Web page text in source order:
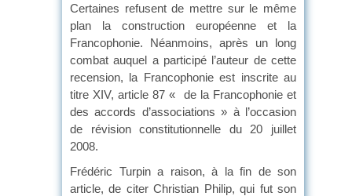
Certaines refusent de mettre sur le même
plan la construction européenne et la
Francophonie. Néanmoins, après un long
combat auquel a participé l’auteur de cette
recension, la Francophonie est inscrite au
titre XIV, article 87 « de la Francophonie et
des accords d’associations » à l’occasion
de révision constitutionnelle du 20 juillet
2008.
Frédéric Turpin a raison, à la fin de son
article, de citer Christian Philip, qui fut son